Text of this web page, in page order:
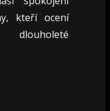
kteří ocení